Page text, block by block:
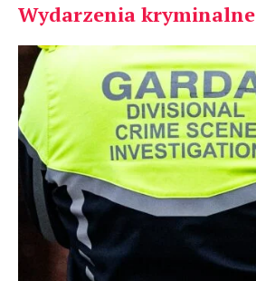
Wydarzenia kryminalne